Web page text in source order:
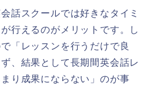
話スクールでは好きなタイミ
行えるのがメリットです。し
「レッスンを行うだけで良
、結果として長期間英会話レ
り成果にならない」のが事